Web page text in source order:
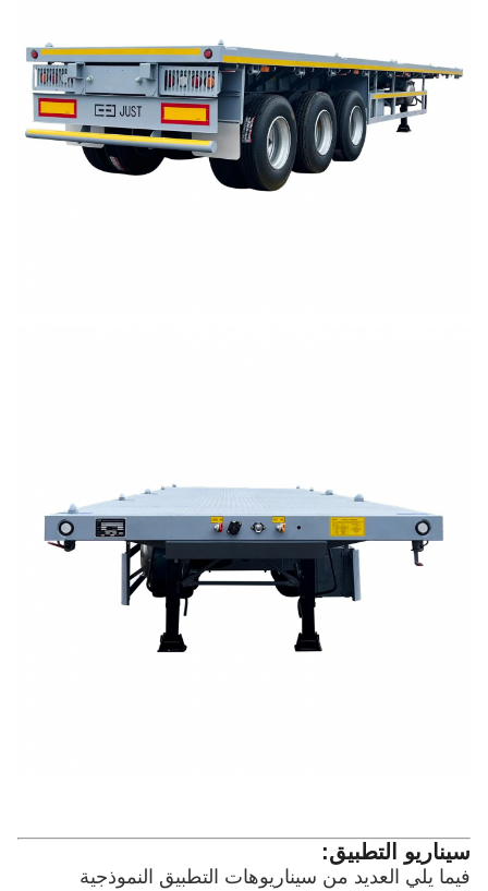
سيناريو التطبيق:
فيما يلي العديد من سيناريوهات التطبيق النموذجية